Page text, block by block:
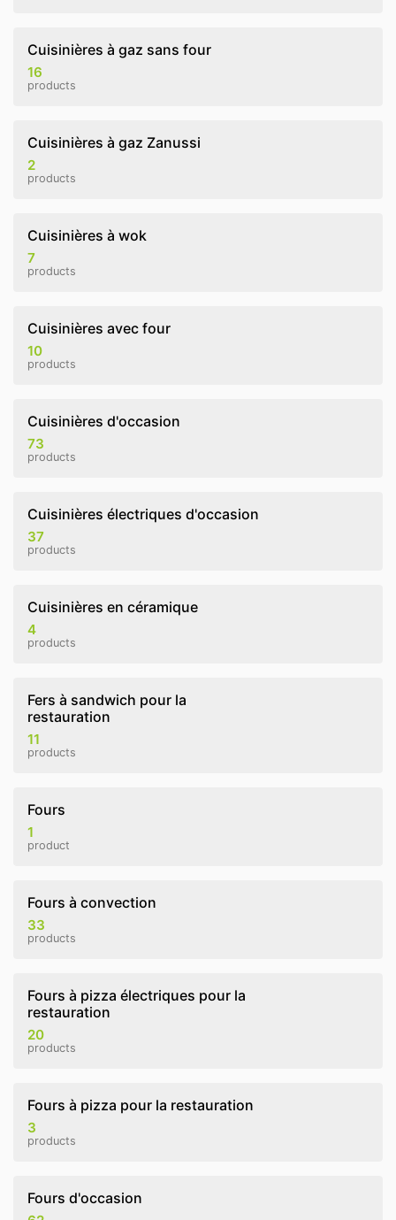
Cuisinières à gaz sans four
16
products
Cuisinières à gaz Zanussi
2
products
Cuisinières à wok
7
products
Cuisinières avec four
10
products
Cuisinières d'occasion
73
products
Cuisinières électriques d'occasion
37
products
Cuisinières en céramique
4
products
Fers à sandwich pour la
restauration
11
products
Fours
1
product
Fours à convection
33
products
Fours à pizza électriques pour la
restauration
20
products
Fours à pizza pour la restauration
3
products
Fours d'occasion